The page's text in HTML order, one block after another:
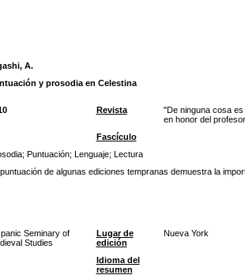
A.
y prosodia en Celestina
Revista
"De ninguna cosa
en honor del
Fascículo
; Puntuación; Lenguaje; Lectura
de algunas ediciones tempranas demuestra la
Seminary of
Studies
Lugar de
edición
Nueva York
Idioma del
resumen